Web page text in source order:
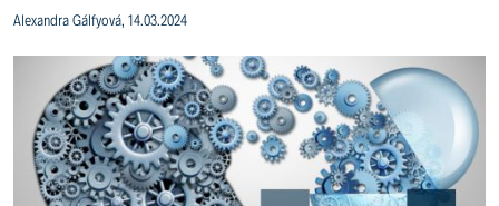
Alexandra Gálfyová, 14.03.2024